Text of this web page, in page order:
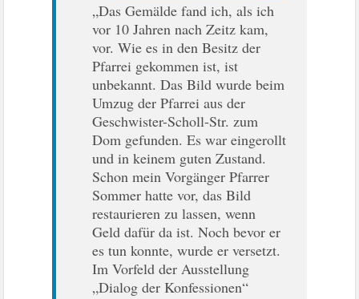
„Das Gemälde fand ich, als ich
vor 10 Jahren nach Zeitz kam,
vor. Wie es in den Besitz der
Pfarrei gekommen ist, ist
unbekannt. Das Bild wurde beim
Umzug der Pfarrei aus der
Geschwister-Scholl-Str. zum
Dom gefunden. Es war eingerollt
und in keinem guten Zustand.
Schon mein Vorgänger Pfarrer
Sommer hatte vor, das Bild
restaurieren zu lassen, wenn
Geld dafür da ist. Noch bevor er
es tun konnte, wurde er versetzt.
Im Vorfeld der Ausstellung
„Dialog der Konfessionen“